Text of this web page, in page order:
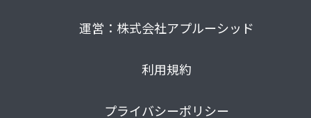
運営：株式会社アプルーシッド
利用規約
プライバシーポリシー